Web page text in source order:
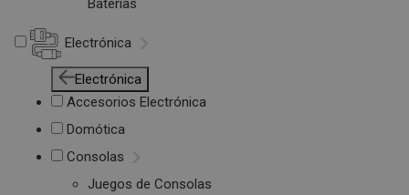
Baterías
Electrónica
Electrónica
Accesorios Electrónica
Domótica
Consolas
Juegos de Consolas